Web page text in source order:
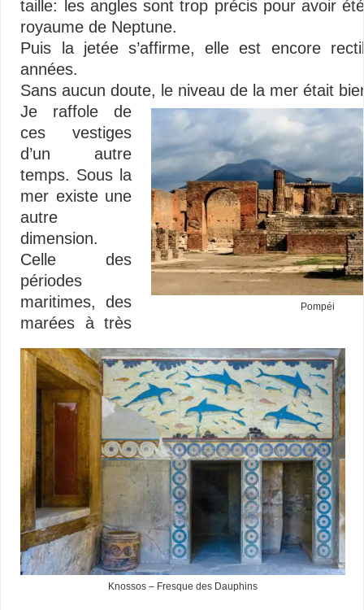
taille: les angles sont trop précis pour avoir
royaume de Neptune.
Puis la jetée s’affirme, elle est encore
années.
Sans aucun doute, le niveau de la mer était
Pompéi
Knossos – Fresque des Dauphins
Je raffole de
ces vestiges
d’un autre
temps. Sous la
mer existe une
autre
dimension.
Celle des
périodes
maritimes, des
marées à très